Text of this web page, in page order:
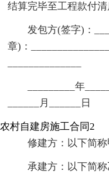
结算完毕至工程款付清
发包方(签字)：
章)：
_________年
______月______日
农村自建房施工合同2
修建方：以下简
承建方：以下简